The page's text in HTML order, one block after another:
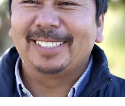
tienen iniciativas
financiamiento, como la
Bernardo O’Higgins
Deportivo Aucar, obras
comunitario.
Ugarte, expresó una
que en su comuna tienen